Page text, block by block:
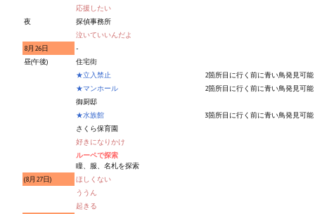
Dragon Age: Inquisition
Fallout 3
GTA 5
Kingdoms of Amalur: Reckoning
Mass Effect Andromeda
Neverwinter Nights 1
Sacred Ice & Blood
応援したい
夜
探偵事務所
泣いていいんだよ
8月26日
-
昼(午後)
住宅街
★立入禁止
2箇所目に行く前に青い鳥発見可能
★マンホール
2箇所目に行く前に青い鳥発見可能
御厨邸
★水族館
3箇所目に行く前に青い鳥発見可能
さくら保育園
好きになりかけ
ルーペで探索
瞳、服、名札を探索
(8月27日)
ほしくない
ううん
起きる